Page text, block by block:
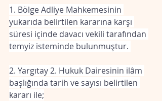
1. Bölge Adliye Mahkemesinin
yukarıda belirtilen kararına karşı
süresi içinde davacı vekili tarafından
temyiz isteminde bulunmuştur.
2. Yargıtay 2. Hukuk Dairesinin ilâm
başlığında tarih ve sayısı belirtilen
kararı ile;